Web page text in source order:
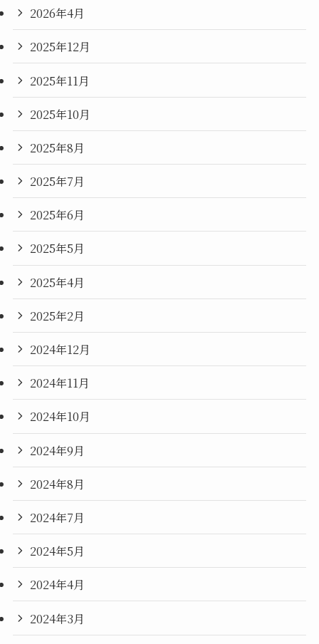
2026年4月
2025年12月
2025年11月
2025年10月
2025年8月
2025年7月
2025年6月
2025年5月
2025年4月
2025年2月
2024年12月
2024年11月
2024年10月
2024年9月
2024年8月
2024年7月
2024年5月
2024年4月
2024年3月